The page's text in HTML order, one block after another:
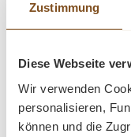
Zustimmung
Diese Webseite
Wir verwenden
personalisieren,
können und die
Rabatt